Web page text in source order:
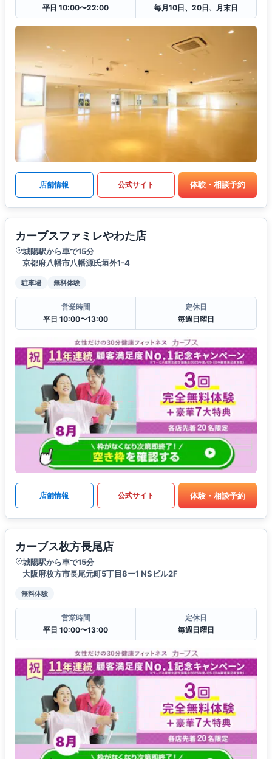
平日 10:00〜22:00
毎月10日、20日、月末日
店舗情報 公式サイト 体験・相談予約
カーブスファミレやわた店
城陽駅から車で15分
京都府八幡市八幡源氏垣外1-4
駐車場 無料体験
営業時間
平日 10:00〜13:00
定休日
毎週日曜日
店舗情報 公式サイト 体験・相談予約
カーブス枚方長尾店
城陽駅から車で15分
大阪府枚方市長尾元町5丁目8ー1 NSビル2F
無料体験
営業時間
平日 10:00〜13:00
定休日
毎週日曜日